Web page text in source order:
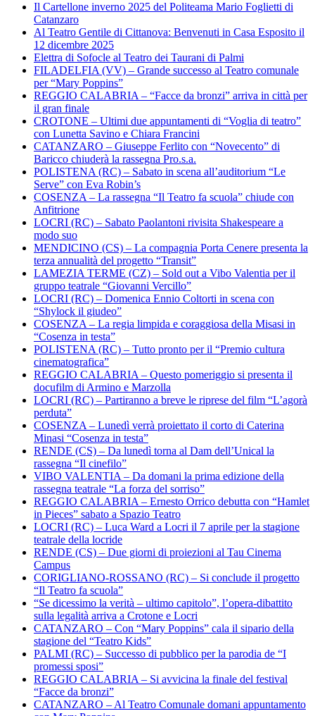
Il Cartellone inverno 2025 del Politeama Mario Foglietti di
Catanzaro
Al Teatro Gentile di Cittanova: Benvenuti in Casa Esposito il
12 dicembre 2025
Elettra di Sofocle al Teatro dei Taurani di Palmi
FILADELFIA (VV) – Grande successo al Teatro comunale
per “Mary Poppins”
REGGIO CALABRIA – “Facce da bronzi” arriva in città per
il gran finale
CROTONE – Ultimi due appuntamenti di “Voglia di teatro”
con Lunetta Savino e Chiara Francini
CATANZARO – Giuseppe Ferlito con “Novecento” di
Baricco chiuderà la rassegna Pro.s.a.
POLISTENA (RC) – Sabato in scena all’auditorium “Le
Serve” con Eva Robin’s
COSENZA – La rassegna “Il Teatro fa scuola” chiude con
Anfitrione
LOCRI (RC) – Sabato Paolantoni rivisita Shakespeare a
modo suo
MENDICINO (CS) – La compagnia Porta Cenere presenta la
terza annualità del progetto “Transit”
LAMEZIA TERME (CZ) – Sold out a Vibo Valentia per il
gruppo teatrale “Giovanni Vercillo”
LOCRI (RC) – Domenica Ennio Coltorti in scena con
“Shylock il giudeo”
COSENZA – La regia limpida e coraggiosa della Misasi in
“Cosenza in testa”
POLISTENA (RC) – Tutto pronto per il “Premio cultura
cinematografica”
REGGIO CALABRIA – Questo pomeriggio si presenta il
docufilm di Armino e Marzolla
LOCRI (RC) – Partiranno a breve le riprese del film “L’agorà
perduta”
COSENZA – Lunedì verrà proiettato il corto di Caterina
Minasi “Cosenza in testa”
RENDE (CS) – Da lunedì torna al Dam dell’Unical la
rassegna “Il cinefilo”
VIBO VALENTIA – Da domani la prima edizione della
rassegna teatrale “La forza del sorriso”
REGGIO CALABRIA – Ernesto Orrico debutta con “Hamlet
in Pieces” sabato a Spazio Teatro
LOCRI (RC) – Luca Ward a Locri il 7 aprile per la stagione
teatrale della locride
RENDE (CS) – Due giorni di proiezioni al Tau Cinema
Campus
CORIGLIANO-ROSSANO (RC) – Si conclude il progetto
“Il Teatro fa scuola”
“Se dicessimo la verità – ultimo capitolo”, l’opera-dibattito
sulla legalità arriva a Crotone e Locri
CATANZARO – Con “Mary Poppins” cala il sipario della
stagione del “Teatro Kids”
PALMI (RC) – Successo di pubblico per la parodia de “I
promessi sposi”
REGGIO CALABRIA – Si avvicina la finale del festival
“Facce da bronzi”
CATANZARO – Al Teatro Comunale domani appuntamento